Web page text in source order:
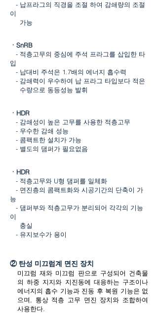
- 납프라그의 직경을 조절 하여 감쇄량의 조절
이
가능
ㆍSnRB
- 적층고무의 중심에 주석 프라그를 삽입한 타
입
- 납대비 주석은 1.7배의 에너지 흡수력
- 감쇄력이 우수하여 납 프라그 타입보다 적은
수량으로 동등성능 발휘
ㆍHDR
- 감쇄성이 높은 고무를 사용한 적층고무
- 우수한 감쇄 성능
- 콤팩트한 설치가 가능
- 별도의 댐퍼가 필요없음
ㆍHDR
- 적층고무와 U형 댐퍼를 일체화
- 면진층의 콤팩트화와 시공기간의 단축이 가
능
- 댐퍼부와 적층고무가 분리되어 각각의 기능
이
충실
- 유지보수가 용이
② 탄성 미끄럼계 면진 장치
미끄럼 재와 미끄럼 판으로 구성되어 건축물
의 하중 지지와 지진동에 대응하는 구조이나
에너지의 흡수 기능과 진동 후 복원 기능은 없
으며, 통상 적층 고무 면진 장치와 조합하여
사용한다.